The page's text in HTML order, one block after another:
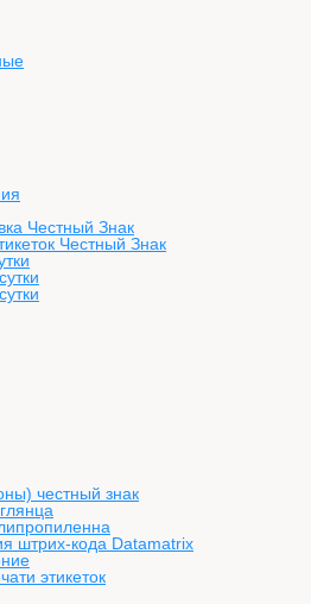
Честный Знак
Честный Знак
честный знак
штрих-кода Datamatrix
этикеток